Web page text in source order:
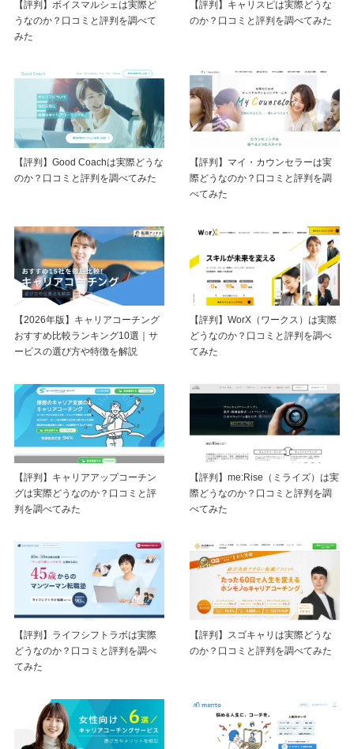
【評判】ボイスマルシェは実際ど
うなのか？口コミと評判を調べて
みた
【評判】キャリスピは実際どうな
のか？口コミと評判を調べてみた
【評判】Good Coachは実際どうな
のか？口コミと評判を調べてみた
【評判】マイ・カウンセラーは実
際どうなのか？口コミと評判を調
べてみた
【2026年版】キャリアコーチング
おすすめ比較ランキング10選｜サ
ービスの選び方や特徴を解説
【評判】WorX（ワークス）は実際
どうなのか？口コミと評判を調べ
てみた
【評判】キャリアアップコーチン
グは実際どうなのか？口コミと評
判を調べてみた
【評判】me:Rise（ミライズ）は実
際どうなのか？口コミと評判を調
べてみた
【評判】ライフシフトラボは実際
どうなのか？口コミと評判を調べ
てみた
【評判】スゴキャリは実際どうな
のか？口コミと評判を調べてみた